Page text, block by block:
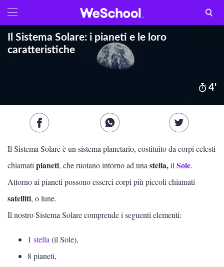
Vedi tutti
Economia e business
Filosofia
Letteratura
SCIENZE
Aa GLOSSARIO
4'
Il Sistema Solare: i pianeti e le loro
caratteristiche
Il Sistema Solare è un sistema planetario, costituito da corpi celesti
chiamati pianeti, che ruotano intorno ad una stella,il Sole.
Attorno ai pianeti possono esserci corpi più piccoli chiamati
satelliti, o lune.
Il nostro Sistema Solare comprende i seguenti elementi:
1 stella (il Sole),
8 pianeti,